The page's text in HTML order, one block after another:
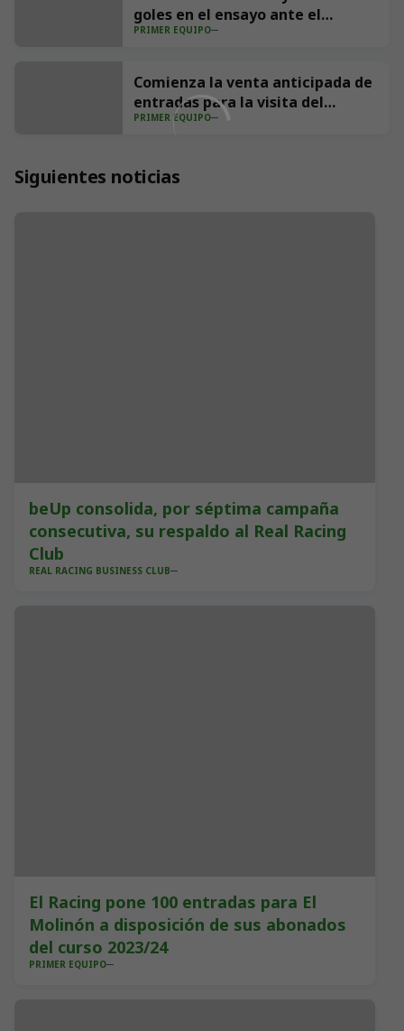
goles en el ensayo ante el
Sporting (4-1)
PRIMER EQUIPO
Comienza la venta anticipada de
entradas para la visita del
Villarreal CF a los Campos de
PRIMER EQUIPO
Siguientes noticias
beUp consolida, por séptima campaña
consecutiva, su respaldo al Real Racing
Club
REAL RACING BUSINESS CLUB
El Racing pone 100 entradas para El
Molinón a disposición de sus abonados
del curso 2023/24
PRIMER EQUIPO